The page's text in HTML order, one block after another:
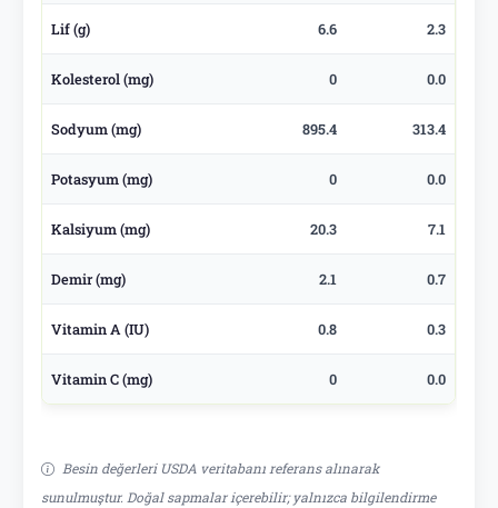
Lif (g) 6.6 2.3
Kolesterol (mg) 0 0.0
Sodyum (mg) 895.4 313.4
Potasyum (mg) 0 0.0
Kalsiyum (mg) 20.3 7.1
Demir (mg) 2.1 0.7
Vitamin A (IU) 0.8 0.3
Vitamin C (mg) 0 0.0
Besin değerleri USDA veritabanı referans alınarak
sunulmuştur. Doğal sapmalar içerebilir; yalnızca bilgilendirme